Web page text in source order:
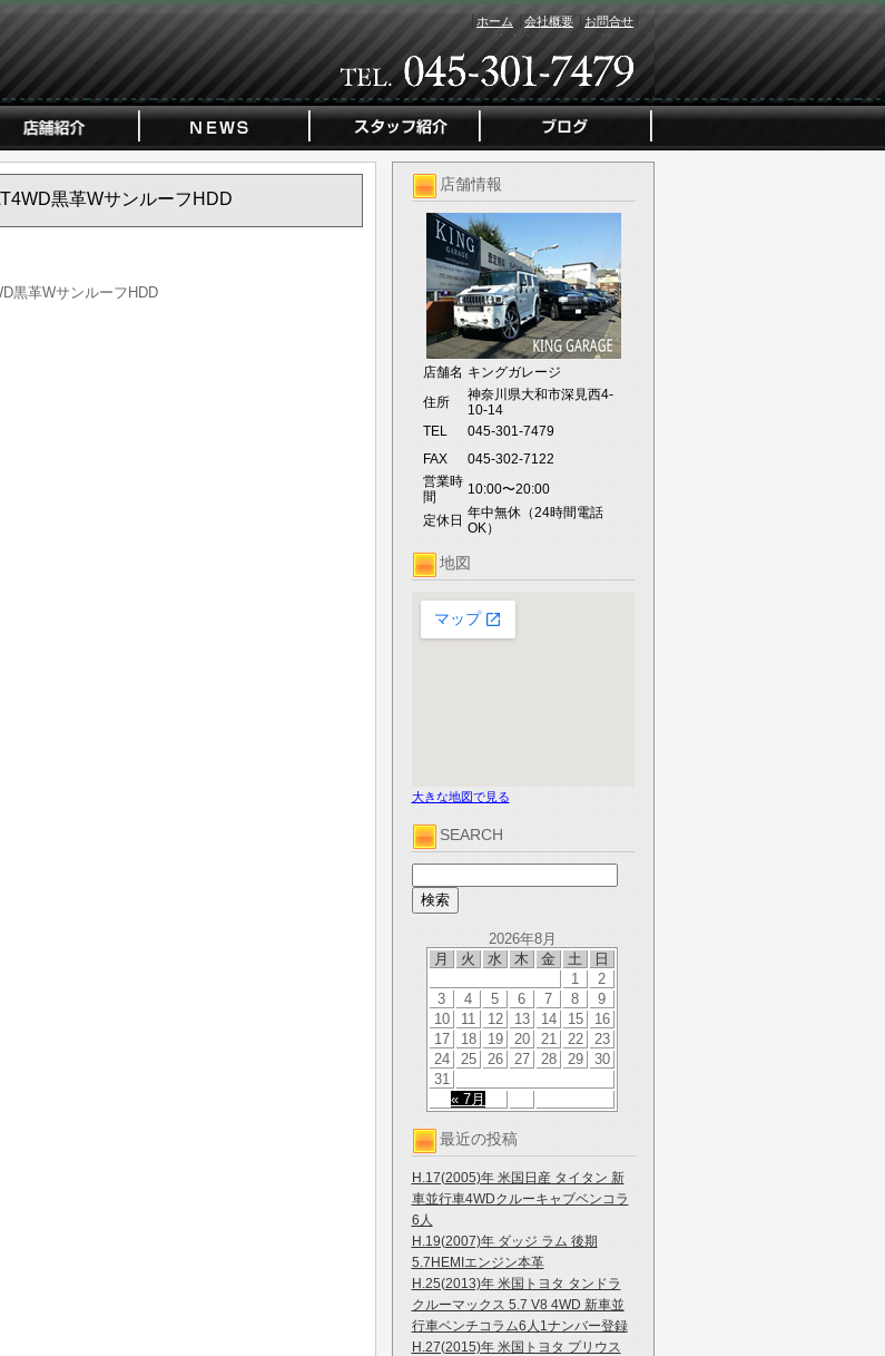
ホーム 会社概要 お問合せ
黒革WサンルーフHDD
黒革WサンルーフHDD
店舗情報
店舗名 キングガレージ
住所
神奈川県大和市深見西4-
10-14
TEL
045-301-7479
FAX
045-302-7122
営業時
間
10:00〜20:00
定休日 年中無休（24時間電話
OK）
地図
大きな地図で見る
SEARCH
2026年8月
月
火 水 木 金 土 日
« 7月
1
2
3
4 5 6 7 8
9
10
11 12 13 14 15
16
17
18 19 20 21 22
23
24
25 26 27 28 29
30
31
最近の投稿
H.17(2005)年 米国日産 タイタン 新
車並行車4WDクルーキャブベンコラ
6人
H.19(2007)年 ダッジ ラム 後期
5.7HEMIエンジン本革
H.25(2013)年 米国トヨタ タンドラ
クルーマックス 5.7 V8 4WD 新車並
行車ベンチコラム6人1ナンバー登録
H.27(2015)年 米国トヨタ プリウス